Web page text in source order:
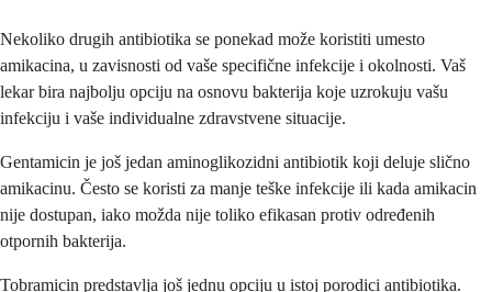
Nekoliko drugih antibiotika se ponekad može koristiti umesto
amikacina, u zavisnosti od vaše specifične infekcije i okolnosti. Vaš
lekar bira najbolju opciju na osnovu bakterija koje uzrokuju vašu
infekciju i vaše individualne zdravstvene situacije.
Gentamicin je još jedan aminoglikozidni antibiotik koji deluje slično
amikacinu. Često se koristi za manje teške infekcije ili kada amikacin
nije dostupan, iako možda nije toliko efikasan protiv određenih
otpornih bakterija.
Tobramicin predstavlja još jednu opciju u istoj porodici antibiotika.